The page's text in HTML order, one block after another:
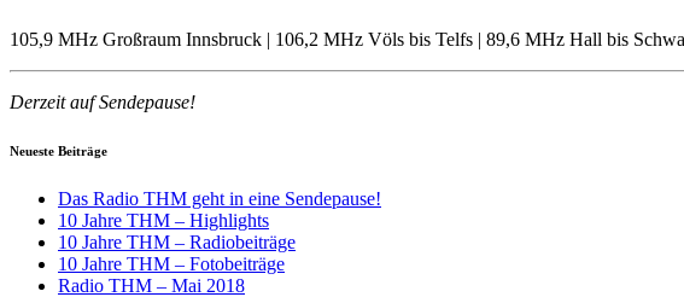
105,9 MHz Großraum Innsbruck | 106,2 MHz Völs bis Telfs | 89,6 MHz Hall bis
Derzeit auf Sendepause!
Neueste Beiträge
Das Radio THM geht in eine Sendepause!
10 Jahre THM – Highlights
10 Jahre THM – Radiobeiträge
10 Jahre THM – Fotobeiträge
Radio THM – Mai 2018